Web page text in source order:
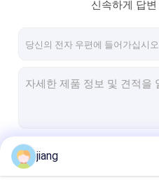
열간압연 코일판
냉간 압연 강판 코일 시트
구리 제품
신속하게 답
jiang